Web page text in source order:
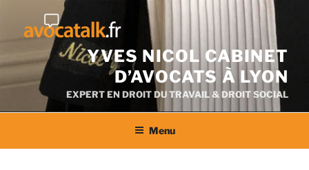
contenu
YVES NICOL CABINET
D’AVOCATS À LYON
EXPERT EN DROIT DU TRAVAIL & DROIT SOCIAL
Menu